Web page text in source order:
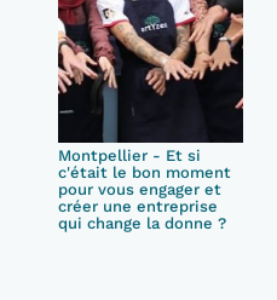
Montpellier - Et si
c'était le bon moment
pour vous engager et
créer une entreprise
qui change la donne ?